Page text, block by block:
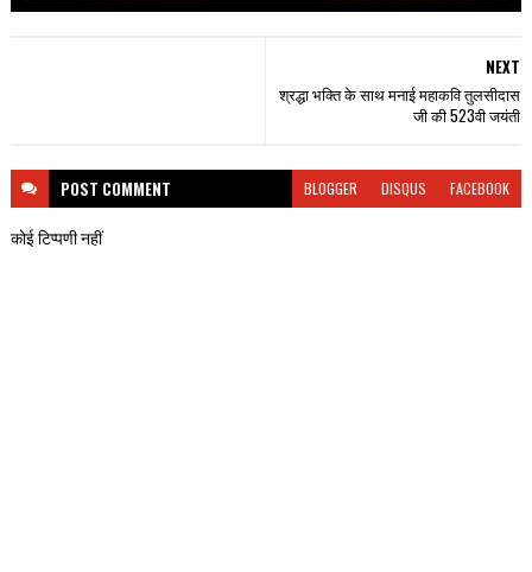
NEXT
श्रद्धा भक्ति के साथ मनाई महाकवि तुलसीदास
जी की 523वी जयंती
POST COMMENT BLOGGER DISQUS FACEBOOK
कोई टिप्पणी नहीं